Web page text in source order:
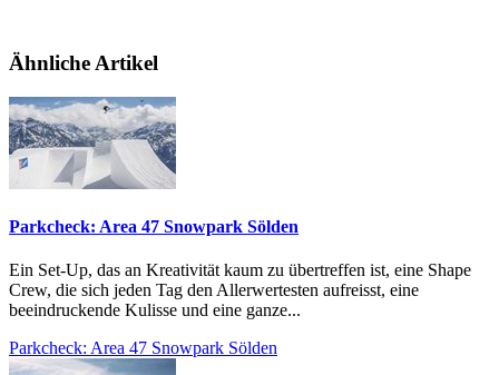
Ähnliche Artikel
Parkcheck: Area 47 Snowpark Sölden
Ein Set-Up, das an Kreativität kaum zu übertreffen ist, eine Shape
Crew, die sich jeden Tag den Allerwertesten aufreisst, eine
beeindruckende Kulisse und eine ganze...
Parkcheck: Area 47 Snowpark Sölden